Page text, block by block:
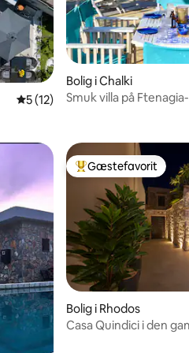
omtaler
5 ud af 5 i gennemsnitlig
5 (12)
Bolig i Chalki
Smuk villa på
omtaler
Bedste gæstefavorit
Gæstefavorit
Bolig i Rhodos
Casa Quindici i den